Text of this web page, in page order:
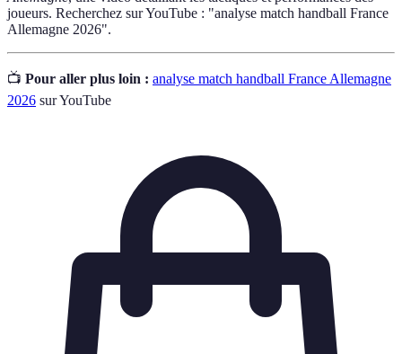
joueurs. Recherchez sur YouTube : "analyse match handball France
Allemagne 2026".
📺 Pour aller plus loin : analyse match handball France Allemagne
2026 sur YouTube